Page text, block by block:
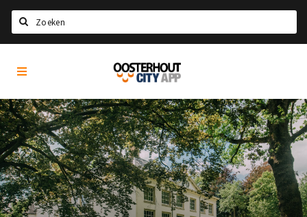
Home
Agenda
Nieuws
Eten
Drinken
Recreatief
Oosterhout
City